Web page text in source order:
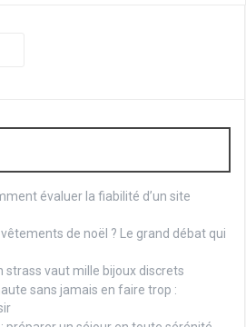
évaluer la fiabilité d’un site
de noël ? Le grand débat qui
strass vaut mille bijoux discrets
sans jamais en faire trop :